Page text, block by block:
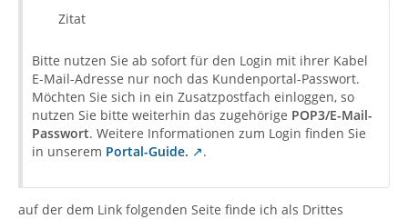
Zitat
Bitte nutzen Sie ab sofort für den Login mit ihrer Kabel
E-Mail-Adresse nur noch das Kundenportal-Passwort.
Möchten Sie sich in ein Zusatzpostfach einloggen, so
nutzen Sie bitte weiterhin das zugehörige POP3/E-Mail-
Passwort. Weitere Informationen zum Login finden Sie
in unserem Portal-Guide. .
auf der dem Link folgenden Seite finde ich als Drittes